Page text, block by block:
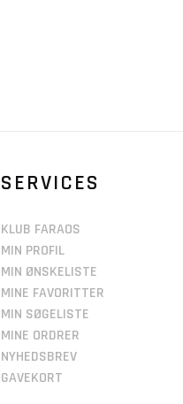
SERVICES
KLUB FARAOS
MIN PROFIL
MIN ØNSKELISTE
MINE FAVORITTER
MIN SØGELISTE
MINE ORDRER
NYHEDSBREV
GAVEKORT